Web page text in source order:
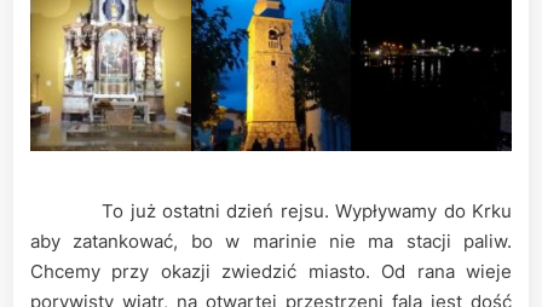
To już ostatni dzień rejsu. Wypływamy do Krku
aby zatankować, bo w marinie nie ma stacji paliw.
Chcemy przy okazji zwiedzić miasto. Od rana wieje
porywisty wiatr, na otwartej przestrzeni fala jest dość